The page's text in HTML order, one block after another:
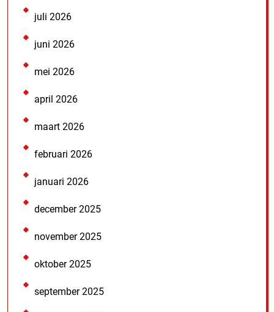
juli 2026
juni 2026
mei 2026
april 2026
maart 2026
februari 2026
januari 2026
december 2025
november 2025
oktober 2025
september 2025